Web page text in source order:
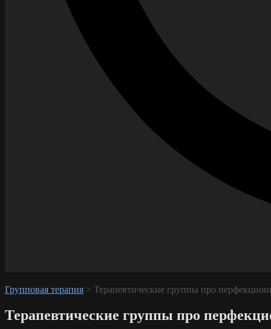
Групповая терапия > Терапевтические группы про
Терапевтические группы про